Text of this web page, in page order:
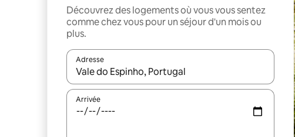
Découvrez des logements où vous vous sentez
comme chez vous pour un séjour d'un mois ou
plus.
Adresse
Lorsque les résultats s'affichent, utilisez les flèches vers
Arrivée